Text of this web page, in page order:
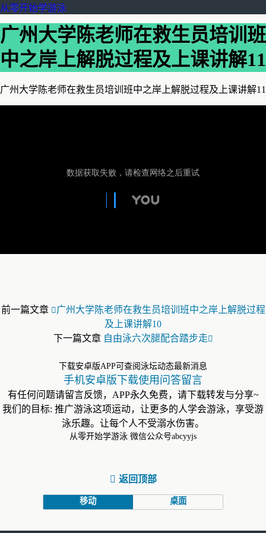
从零开始学游泳
广州大学陈老师在救生员培训班
中之岸上解脱过程及上课讲解11
广州大学陈老师在救生员培训班中之岸上解脱过程及上课讲解11
前一篇文章
广州大学陈老师在救生员培训班中之岸上解脱过程
及上课讲解10
下一篇文章 自由泳六次腿配合踏步走
下载安卓版APP可查阅泳坛动态最新消息
手机安卓版下载使用问答留言
有任何问题请留言反馈，APP永久免费，请下载转发与分享~
我们的目标: 推广游泳这项运动，让更多的人学会游泳，享受游
泳乐趣。让每个人不受溺水伤害。
从零开始学游泳 微信公众号abcyyjs
返回顶部
移动 桌面